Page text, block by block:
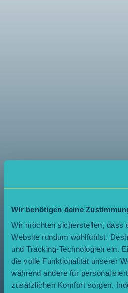
Wir benötigen deine
Wir möchten sicherstellen, dass
Website rundum wohlfühlst.
und Tracking-Technologien ein.
die volle Funktionalität unserer
während andere für
zusätzlichen Komfort sorgen.